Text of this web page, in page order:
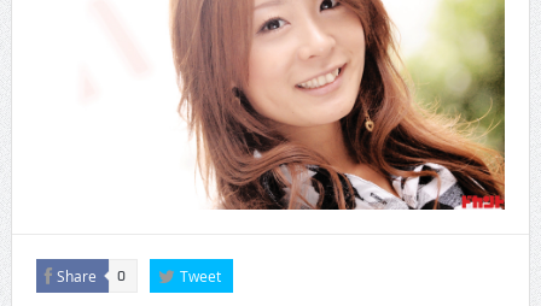
CINEMA×STYLE 285号
CINEMA×STYLE 294号
Share 0 Tweet